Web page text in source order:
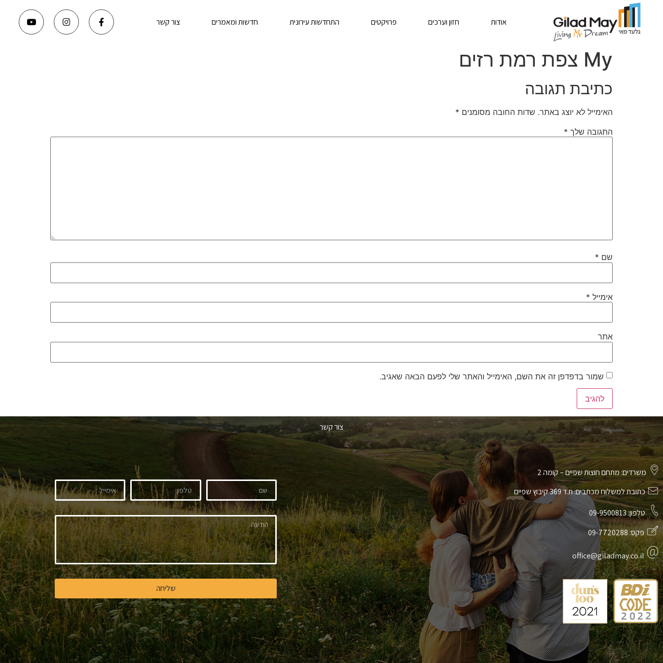
אודות חזון וערכים פרויקטים התחדשות עירונית חדשות ומאמרים צור קשר
My צפת רמת רזים
כתיבת תגובה
האימייל לא יוצג באתר. שדות החובה מסומנים *
התגובה שלך *
שם *
אימייל *
אתר
שמור בדפדפן זה את השם, האימייל והאתר שלי לפעם הבאה שאגיב.
צור קשר
משרדים: מתחם חוצות שפיים – קומה 2
כתובת למשלוח מכתבים: ת.ד 369 קיבוץ שפיים
טלפון:09-9500813
פקס:09-7720288
office@giladmay.co.il
שליחה